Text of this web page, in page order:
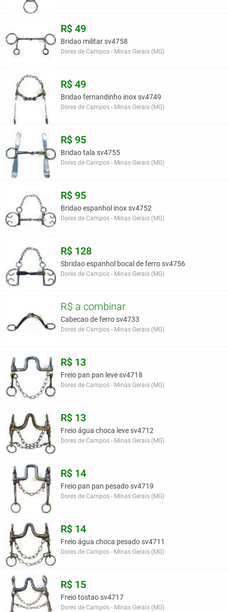
R$ 49
Bridao militar sv4758
Dores de Campos - Minas Gerais (MG)
R$ 49
Bridao fernandinho inox sv4749
Dores de Campos - Minas Gerais (MG)
R$ 95
Bridao tala sv4755
Dores de Campos - Minas Gerais (MG)
R$ 95
Bridao espanhol inox sv4752
Dores de Campos - Minas Gerais (MG)
R$ 128
Sbridao espanhol bocal de ferro sv4756
Dores de Campos - Minas Gerais (MG)
R$ a combinar
Cabecao de ferro sv4733
Dores de Campos - Minas Gerais (MG)
R$ 13
Freio pan pan leve sv4718
Dores de Campos - Minas Gerais (MG)
R$ 13
Freio água choca leve sv4712
Dores de Campos - Minas Gerais (MG)
R$ 14
Freio pan pan pesado sv4719
Dores de Campos - Minas Gerais (MG)
R$ 14
Freio água choca pesado sv4711
Dores de Campos - Minas Gerais (MG)
R$ 15
Freio tostao sv4717
Dores de Campos - Minas Gerais (MG)